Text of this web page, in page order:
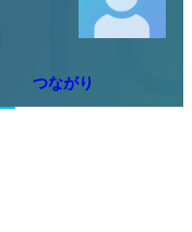
つながり